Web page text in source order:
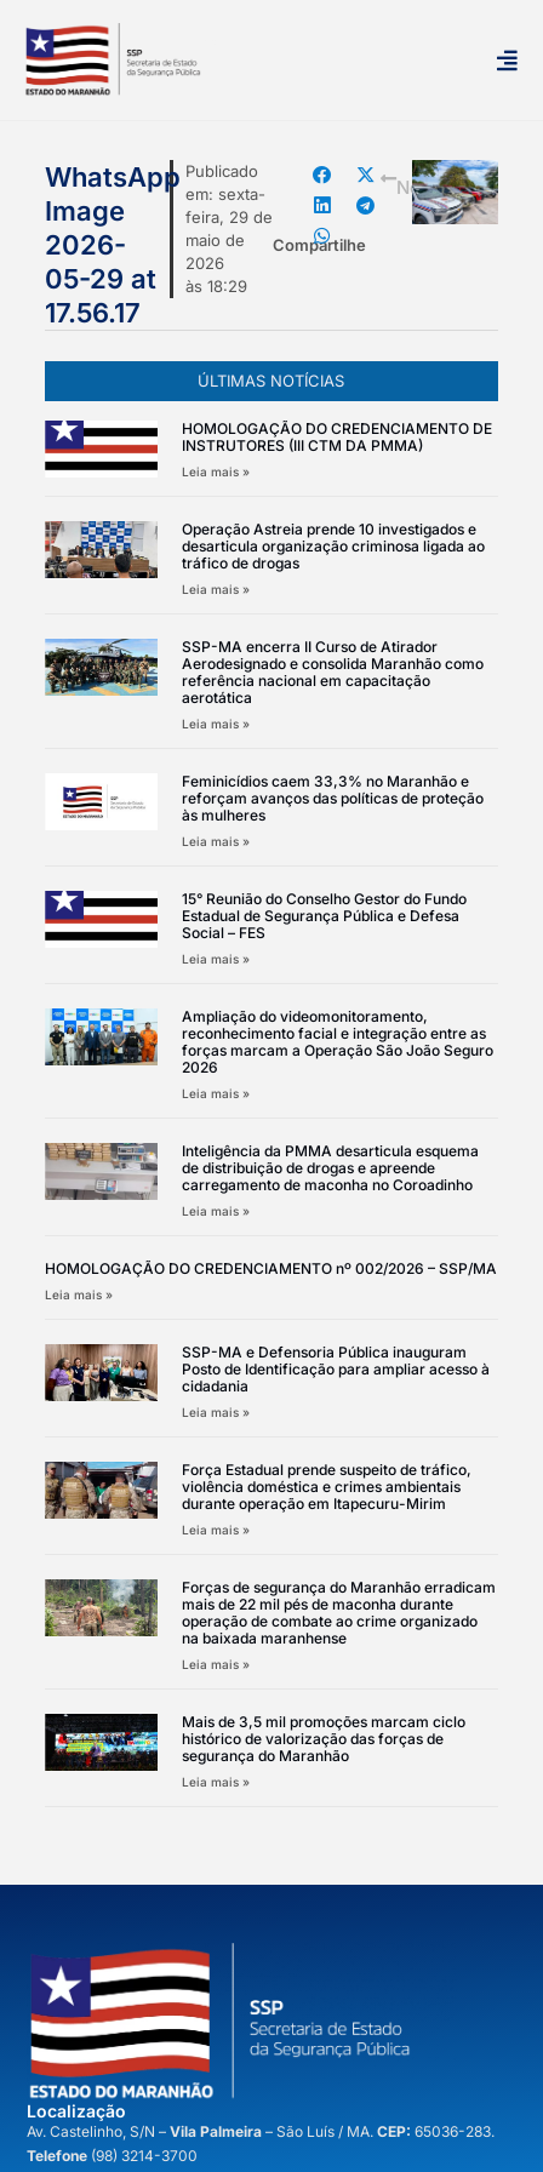
Publicado
em: sexta-
feira, 29 de
maio de
2026
às 18:29
Compartilhe
WhatsApp
Image
2026-
05-29 at
17.56.17
mais
Notícias
ÚLTIMAS NOTÍCIAS
HOMOLOGAÇÃO DO CREDENCIAMENTO DE
INSTRUTORES (III CTM DA PMMA)
Leia mais »
Operação Astreia prende 10 investigados e
desarticula organização criminosa ligada ao
tráfico de drogas
Leia mais »
SSP-MA encerra II Curso de Atirador
Aerodesignado e consolida Maranhão como
referência nacional em capacitação
aerotática
Leia mais »
Feminicídios caem 33,3% no Maranhão e
reforçam avanços das políticas de proteção
às mulheres
Leia mais »
15° Reunião do Conselho Gestor do Fundo
Estadual de Segurança Pública e Defesa
Social – FES
Leia mais »
Ampliação do videomonitoramento,
reconhecimento facial e integração entre as
forças marcam a Operação São João Seguro
2026
Leia mais »
Inteligência da PMMA desarticula esquema
de distribuição de drogas e apreende
carregamento de maconha no Coroadinho
Leia mais »
HOMOLOGAÇÃO DO CREDENCIAMENTO nº 002/2026 – SSP/MA
Leia mais »
SSP-MA e Defensoria Pública inauguram
Posto de Identificação para ampliar acesso à
cidadania
Leia mais »
Força Estadual prende suspeito de tráfico,
violência doméstica e crimes ambientais
durante operação em Itapecuru-Mirim
Leia mais »
Forças de segurança do Maranhão erradicam
mais de 22 mil pés de maconha durante
operação de combate ao crime organizado
na baixada maranhense
Leia mais »
Mais de 3,5 mil promoções marcam ciclo
histórico de valorização das forças de
segurança do Maranhão
Leia mais »
Localização
Av. Castelinho, S/N –Vila Palmeira– São Luís / MA.CEP: 65036-283.
Telefone (98) 3214-3700